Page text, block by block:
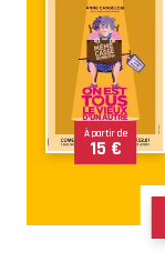
À partir de
15 €